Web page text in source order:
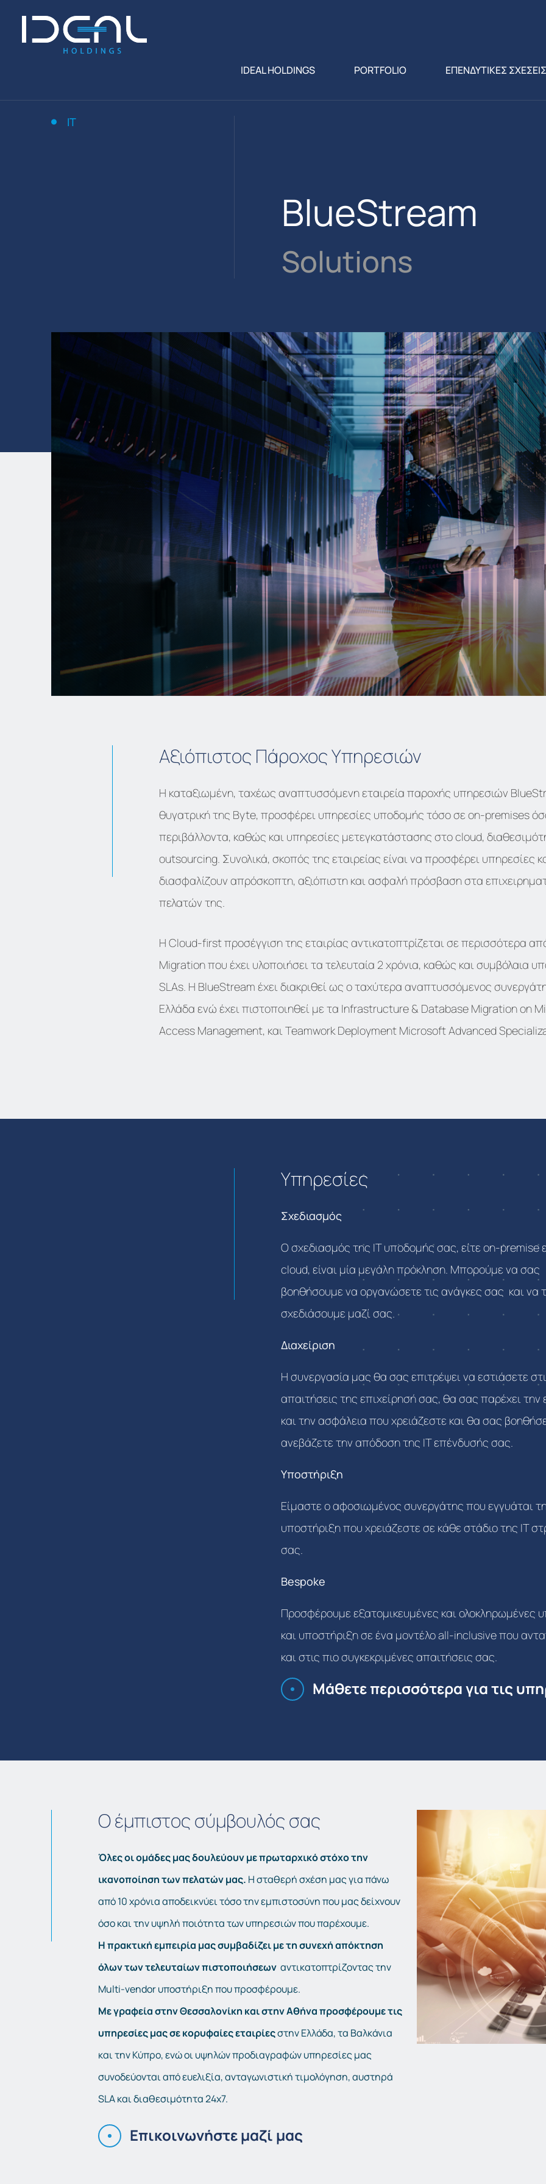
IDEAL HOLDINGS PORTFOLIO ΕΠΕΝΔΥΤΙΚΕΣ ΣΧΕΣΕΙΣ
IT
BlueStream
Solutions
Αξιόπιστος Πάροχος Υπηρεσιών
Η καταξιωμένη, ταχέως αναπτυσσόμενη εταιρεία παροχής υπηρεσιών
θυγατρική της Byte, προσφέρει υπηρεσίες υποδομής τόσο σε on-premises
περιβάλλοντα, καθώς και υπηρεσίες μετεγκατάστασης στο cloud,
outsourcing. Συνολικά, σκοπός της εταιρείας είναι να προσφέρει υπηρεσίες
διασφαλίζουν απρόσκοπτη, αξιόπιστη και ασφαλή πρόσβαση στα
πελατών της.
Η Cloud-first προσέγγιση της εταιρίας αντικατοπτρίζεται σε περισσότερα
Migration που έχει υλοποιήσει τα τελευταία 2 χρόνια, καθώς και συμβόλαια
SLAs. Η BlueStream έχει διακριθεί ως ο ταχύτερα αναπτυσσόμενος
Ελλάδα ενώ έχει πιστοποιηθεί με τα Infrastructure & Database Migration on
Access Management, και Teamwork Deployment Microsoft Advanced
Υπηρεσίες
Σχεδιασμός
Ο σχεδιασμός της IT υποδομής σας, είτε on-premise
cloud, είναι μία μεγάλη πρόκληση. Μπορούμε να σας
βοηθήσουμε να οργανώσετε τις ανάγκες σας και να
σχεδιάσουμε μαζί σας.
Διαχείριση
Η συνεργασία μας θα σας επιτρέψει να εστιάσετε
απαιτήσεις της επιχείρησή σας, θα σας παρέχει την
και την ασφάλεια που χρειάζεστε και θα σας
ανεβάζετε την απόδοση της ΙΤ επένδυσής σας.
Υποστήριξη
Είμαστε ο αφοσιωμένος συνεργάτης που εγγυάται
υποστήριξη που χρειάζεστε σε κάθε στάδιο της ΙΤ
σας.
Bespoke
Προσφέρουμε εξατομικευμένες και ολοκληρωμένες
και υποστήριξη σε ένα μοντέλο all-inclusive που
και στις πιο συγκεκριμένες απαιτήσεις σας.
Μάθετε περισσότερα για τις
Ο έμπιστος σύμβουλός σας
Όλες οι ομάδες μας δουλεύουν με πρωταρχικό στόχο την
ικανοποίηση των πελατών μας. Η σταθερή σχέση μας για πάνω
από 10 χρόνια αποδεικνύει τόσο την εμπιστοσύνη που μας δείχνουν
όσο και την υψηλή ποιότητα των υπηρεσιών που παρέχουμε.
Η πρακτική εμπειρία μας συμβαδίζει με τη συνεχή απόκτηση
όλων των τελευταίων πιστοποιήσεων αντικατοπτρίζοντας την
Multi-vendor υποστήριξη που προσφέρουμε.
Με γραφεία στην Θεσσαλονίκη και στην Αθήνα προσφέρουμε τις
υπηρεσίες μας σε κορυφαίες εταιρίεςστην Ελλάδα, τα Βαλκάνια
και την Κύπρο, ενώ οι υψηλών προδιαγραφών υπηρεσίες μας
συνοδεύονται από ευελιξία, ανταγωνιστική τιμολόγηση, αυστηρά
SLA και διαθεσιμότητα 24x7.
Επικοινωνήστε μαζί μας